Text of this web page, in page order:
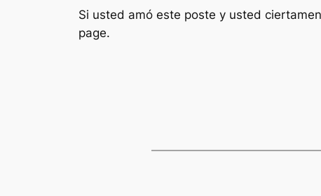
Si usted amó este poste y usted
page.